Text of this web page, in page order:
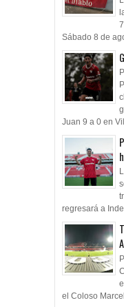
Sábado 8 de
Juan 9 a 0 en
regresará a
el Coloso